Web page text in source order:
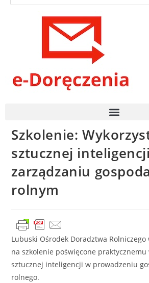
Szkolenie:
sztucznej
zarządzaniu
rolnym
Lubuski Ośrodek Doradztwa Rolniczego
na szkolenie poświęcone
sztucznej inteligencji w prowadzeniu
rolnego.